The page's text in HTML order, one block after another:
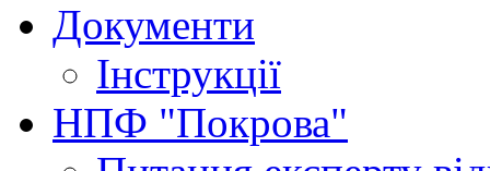
Документи
Інструкції
НПФ "Покрова"